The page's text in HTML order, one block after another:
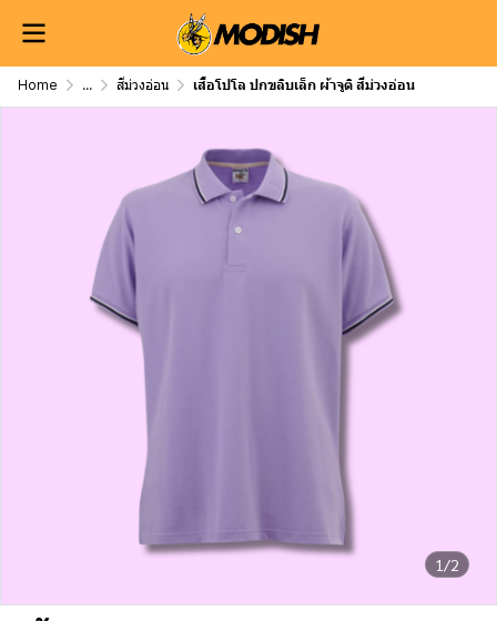
Home ... สีม่วงอ่อน เสื้อโปโล ปกขลิบเล็ก ผ้าจูติ สีม่วงอ่อน
1/2